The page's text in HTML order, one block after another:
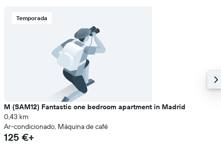
Temporada
M (SAM12) Fantastic one bedroom apartment in Madrid
0,43 km
Ar-condicionado, Máquina de café
125 €+